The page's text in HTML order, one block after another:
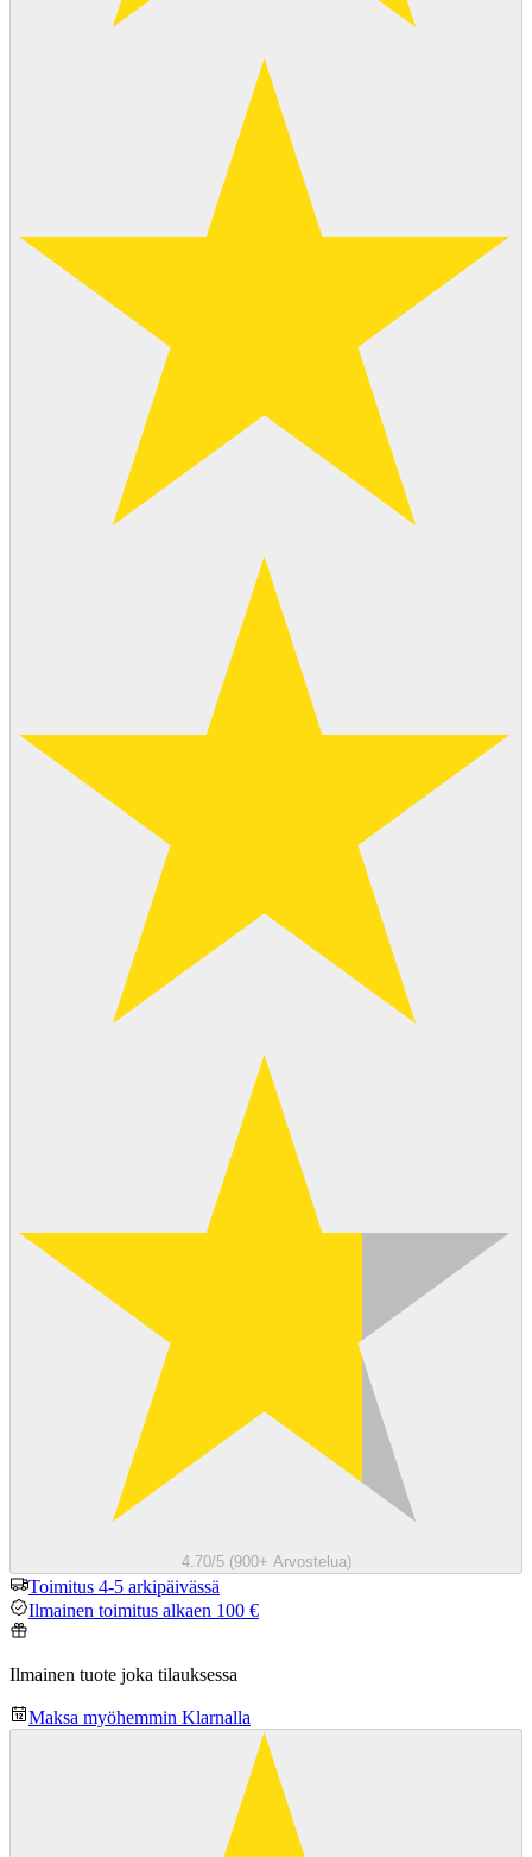
4.70/5 (900+ Arvostelua)
Toimitus 4-5 arkipäivässä
Ilmainen toimitus alkaen 100 €
Ilmainen tuote joka tilauksessa
Maksa myöhemmin Klarnalla